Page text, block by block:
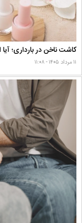
کاشت ناخن در بارداری؛
۱۱ مرداد ۱۴۰۵ - ۱۱:۰۸